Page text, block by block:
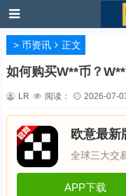
> 币资讯 正文
如何购买W**币？
LR 阅读： 2026-07-
欧意最新
全球三大交
APP下载